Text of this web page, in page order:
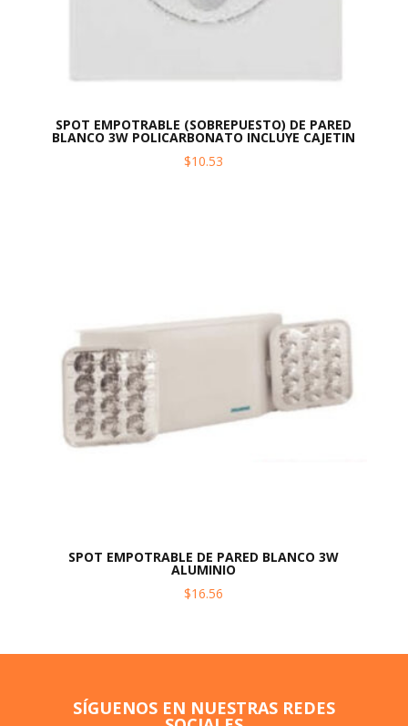
SPOT EMPOTRABLE (SOBREPUESTO) DE PARED
BLANCO 3W POLICARBONATO INCLUYE CAJETIN
$10.53
SPOT EMPOTRABLE DE PARED BLANCO 3W
ALUMINIO
$16.56
SÍGUENOS EN NUESTRAS REDES